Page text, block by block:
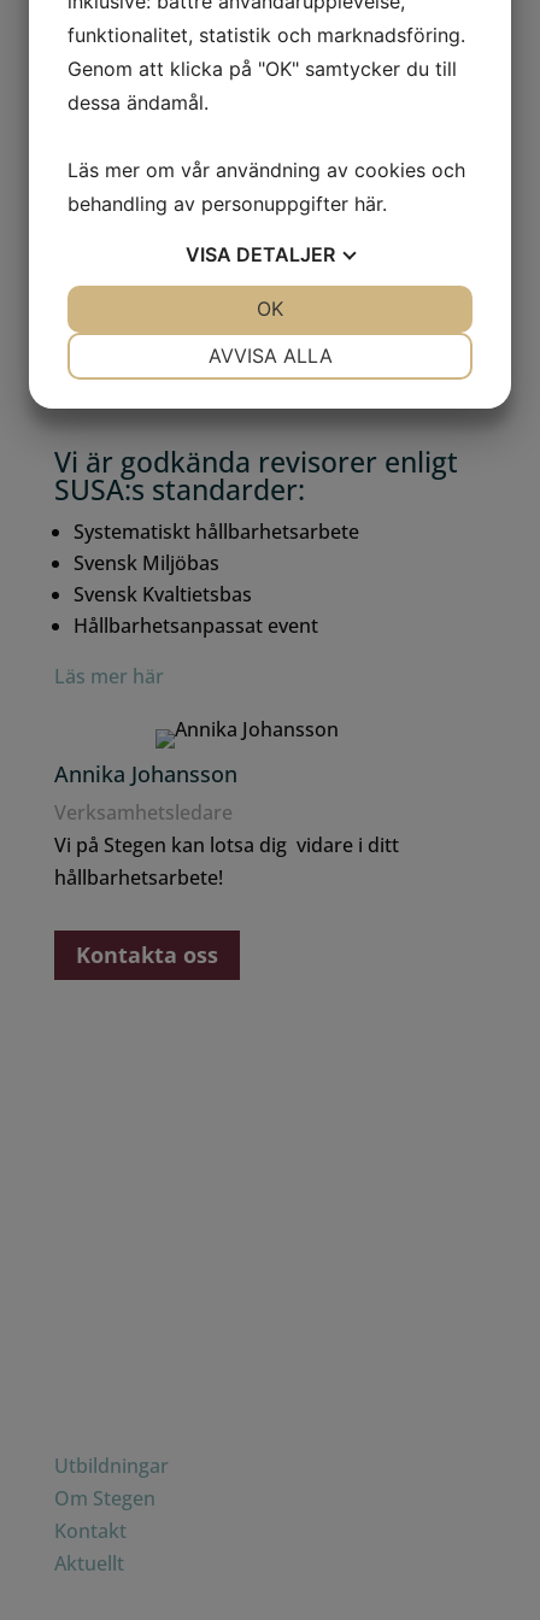
verksamhetsutveckling
Stegen hjälper er i er verksamhetsutveckling
och ert arbete med att diplomeras enligt
Vi är godkända utfärdare enligt
SUSA: standarder:
Standard för systematiskt hållbarhetsarbete
Svensk Miljöbas
Svensk Kvalitetsbas
Vi är godkända revisorer enligt
SUSA:s standarder:
Systematiskt hållbarhetsarbete
Svensk Miljöbas
Svensk Kvaltietsbas
Hållbarhetsanpassat event
Läs mer här
Annika Johansson
Verksamhetsledare
Vi på Stegen kan lotsa dig vidare i ditt
hållbarhetsarbete!
Kontakta oss
Utbildningar
Om Stegen
Kontakt
Aktuellt
funktionalitet, statistik och marknadsföring.
Genom att klicka på "OK" samtycker du till
dessa ändamål.
Läs mer om vår användning av cookies och
behandling av personuppgifter här.
VISA DETALJER
AVVISA ALLA
OK